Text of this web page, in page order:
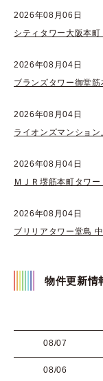
2026年08月06日
シティタワー大阪本
2026年08月04日
ブランズタワー御堂
2026年08月04日
ライオンズマンショ
2026年08月04日
ＭＪＲ堺筋本町タワ
2026年08月04日
ブリリアタワー堂島
物件更新情
08/07
08/06